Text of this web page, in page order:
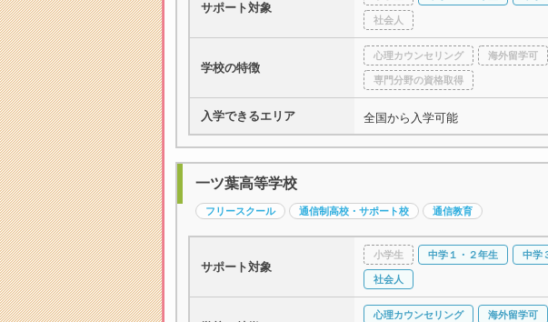
サポート対象
社会人
学校の特徴
心理カウンセリング 海外留学可
専門分野の資格取得
入学できるエリア 全国から入学可能
一ツ葉高等学校
フリースクール 通信制高校・サポート校 通信教育
サポート対象
小学生 中学１・２年生 中学
社会人
心理カウンセリング 海外留学可